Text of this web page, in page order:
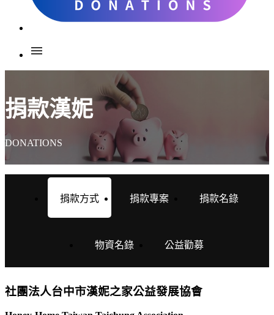
menu
捐款漢妮
DONATIONS
捐款方式 捐款專案 捐款名錄
物資名錄 公益勸募
社團法人台中市漢妮之家公益發展協會